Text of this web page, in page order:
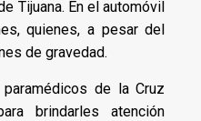
Tijuana. En el automóvil
quienes, a pesar del
de gravedad.
de la Cruz
brindarles atención